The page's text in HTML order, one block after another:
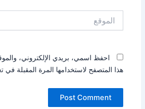
احفظ اسمي، بريدي الإلكتروني،
هذا المتصفح لاستخدامها المرة المقبلة في